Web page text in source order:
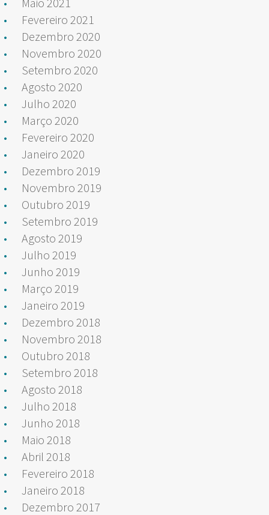
Fevereiro 2021
Dezembro 2020
Novembro 2020
Setembro 2020
Agosto 2020
Julho 2020
Março 2020
Fevereiro 2020
Janeiro 2020
Dezembro 2019
Novembro 2019
Outubro 2019
Setembro 2019
Agosto 2019
Julho 2019
Junho 2019
Março 2019
Janeiro 2019
Dezembro 2018
Novembro 2018
Outubro 2018
Setembro 2018
Agosto 2018
Julho 2018
Junho 2018
Maio 2018
Abril 2018
Fevereiro 2018
Janeiro 2018
Dezembro 2017